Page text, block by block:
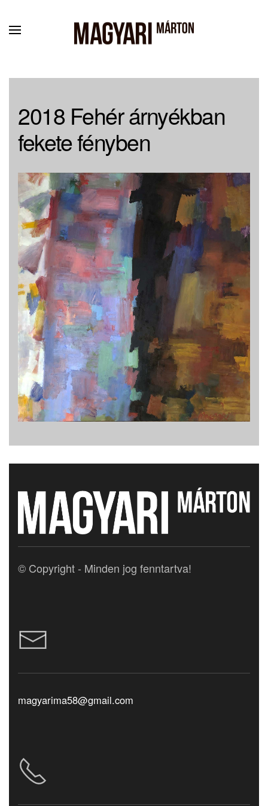
Fő tartalom átugrása
2018 Fehér árnyékban
fekete fényben
© Copyright - Minden jog fenntartva!
magyarima58@gmail.com